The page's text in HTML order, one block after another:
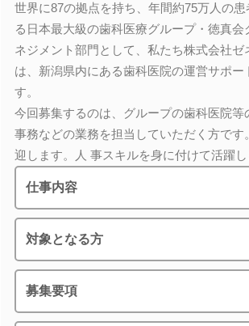
世界に87の拠点を持ち、年間約75万人の
る日本最大級の歯科医療グループ・徳真会
ネジメント部門として、私たち株式会社ゼ
は、新潟県内にある歯科医院の運営サポー
す。
今回募集するのは、グループの歯科医院等
事務などの業務を担当していただく方です
迎します。人 事スキルを身に付けて活躍し
仕事内容
対象となる方
募集要項